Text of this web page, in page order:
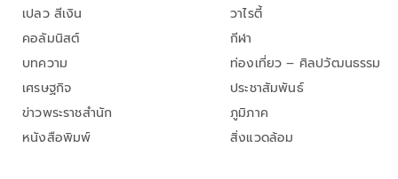
เปลว สีเงิน
คอลัมนิสต์
บทความ
เศรษฐกิจ
ข่าวพระราชสำนัก
หนังสือพิมพ์
วาไรตี้
กีฬา
ท่องเที่ยว – ศิลปวัฒนธรรม
ประชาสัมพันธ์
ภูมิภาค
สิ่งแวดล้อม